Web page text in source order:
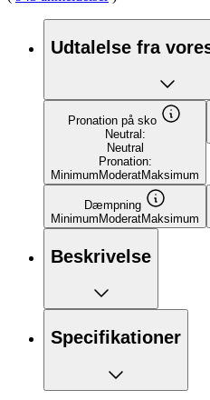
Udtalelse fra
Pronation på sko
Neutral:
Neutral
Pronation:
Minimum ModeratMaksimum
Dæmpning
Minimum ModeratMaksimum
Beskrivelse
Specifikationer